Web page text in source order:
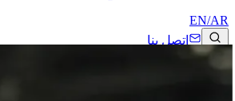
EN/AR
اتصل بنا